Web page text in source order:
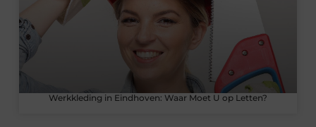
Werkkleding in Eindhoven: Waar Moet U op Letten?